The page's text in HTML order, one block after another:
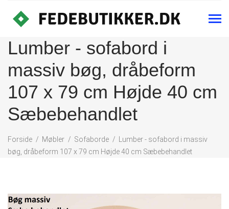
Lumber - sofabord i
massiv bøg, dråbeform
107 x 79 cm Højde 40 cm
Sæbebehandlet
Forside Møbler Sofaborde
Lumber - sofabord i massiv
bøg, dråbeform 107 x 79 cm Højde 40 cm Sæbebehandlet